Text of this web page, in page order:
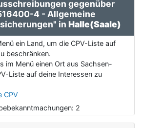
gegenüber
4 - Allgemeine
in Halle(Saale)
ein Land, um die CPV-Liste auf
beschränken.
im Menü einen Ort aus Sachsen-
Liste auf deine Interessen zu
CPV
2